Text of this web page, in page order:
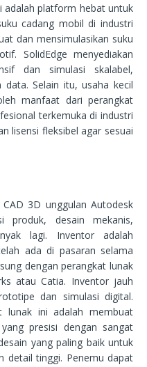
adalah platform hebat untuk
cadang mobil di industri
dan mensimulasikan suku
SolidEdge menyediakan
dan simulasi skalabel,
Selain itu, usaha kecil
manfaat dari perangkat
terkemuka di industri
lisensi fleksibel agar sesuai
3D unggulan Autodesk
produk, desain mekanis,
lagi. Inventor adalah
ada di pasaran selama
dengan perangkat lunak
atau Catia. Inventor jauh
dan simulasi digital.
lunak ini adalah membuat
presisi dengan sangat
yang paling baik untuk
detail tinggi. Penemu dapat